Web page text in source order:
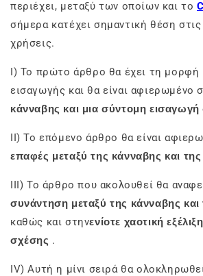
περιέχει, μεταξύ των οποίων και το
σήμερα κατέχει σημαντική θέση
χρήσεις.
I) Το πρώτο άρθρο θα έχει τη μορφή
εισαγωγής και θα είναι αφιερωμένο
κάνναβης και μια σύντομη εισαγωγή
II) Το επόμενο άρθρο θα είναι
επαφές μεταξύ της κάνναβης και
III) Το άρθρο που ακολουθεί θα
συνάντηση μεταξύ της κάνναβης και
καθώς και στηνενίοτε χαοτική
σχέσης .
IV) Αυτή η μίνι σειρά θα